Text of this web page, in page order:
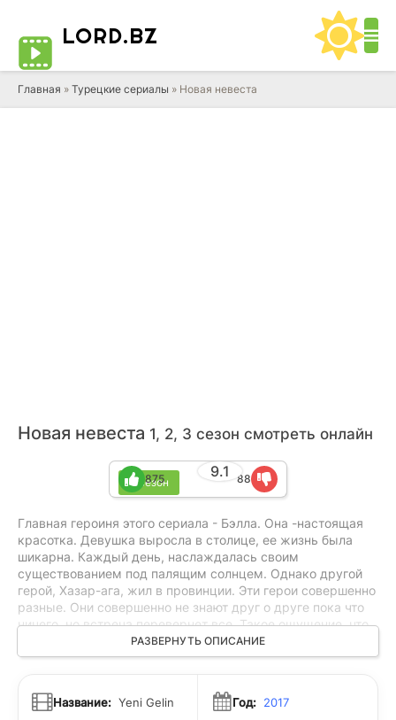
LORD.BZ
Главная » Турецкие сериалы » Новая невеста
Новая невеста 1, 2, 3 сезон смотреть онлайн
3 сезон
9.1
875 88
Главная героиня этого сериала - Бэлла. Она -настоящая
красотка. Девушка выросла в столице, ее жизнь была
шикарна. Каждый день, наслаждалась своим
существованием под палящим солнцем. Однако другой
герой, Хазар-ага, жил в провинции. Эти герои совершенно
разные. Они совершенно не знают друг о друге пока что
ничего, но встреча перевернет все. Такое ощущение, что
эти персонажи - представители разных галактик. Они
неожиданно влюбляются друг в друга, что
считается невесткой одного знатного провинциального
клана. Правда у нее жизнь - не сахар. Все обитатели этого
РАЗВЕРНУТЬ ОПИСАНИЕ
Название: Yeni Gelin Год: 2017